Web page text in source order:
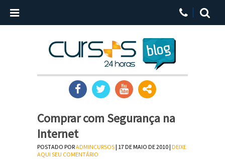
Comprar com Segurança na
Internet
POSTADO PORADMINCURSOS| 17 DE MAIO DE 2010 | DEIXE
AQUI SEU COMENTÁRIO